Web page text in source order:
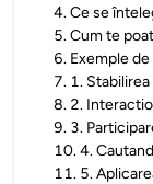
4.Ce se
5.Cum te
6. Exemple
7. 1.
8. 2.
9. 3.
10.4.
11. 5.